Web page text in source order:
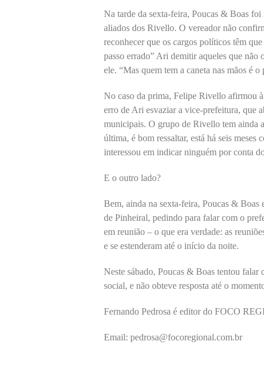
Na tarde da sexta-feira, Poucas & Boas
aliados dos Rivello. O vereador não
reconhecer que os cargos políticos têm
passo errado” Ari demitir aqueles que não
ele. “Mas quem tem a caneta nas mãos é
No caso da prima, Felipe Rivello afirmou
erro de Ari esvaziar a vice-prefeitura, que
municipais. O grupo de Rivello tem ainda
última, é bom ressaltar, está há seis
interessou em indicar ninguém por conta
E o outro lado?
Bem, ainda na sexta-feira, Poucas & Boas
de Pinheiral, pedindo para falar com o
em reunião – o que era verdade: as
e se estenderam até o início da noite.
Neste sábado, Poucas & Boas tentou
social, e não obteve resposta até o
Fernando Pedrosa é editor do FOCO
Email: pedrosa@focoregional.com.br